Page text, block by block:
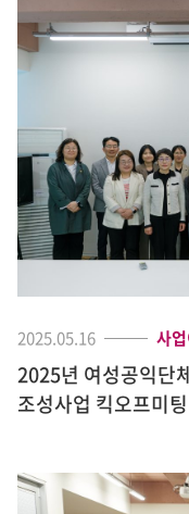
2025.05.16 사
2025년 여성공익단
조성사업 킥오프미팅